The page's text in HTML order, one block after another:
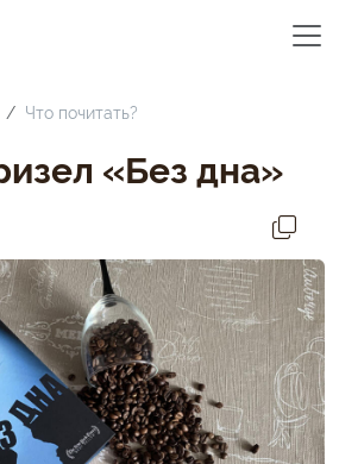
Что почитать?
«Без дна»